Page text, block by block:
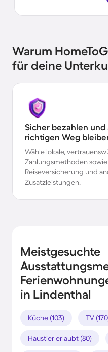
Warum
für deine
Sicher bezahlen und
richtigen Weg
Wähle lokale,
Zahlungsmethoden
Reiseversicherung und
Zusatzleistungen.
Meistgesuchte
in Lindenthal
Küche (103) TV
Haustier erlaubt (80)